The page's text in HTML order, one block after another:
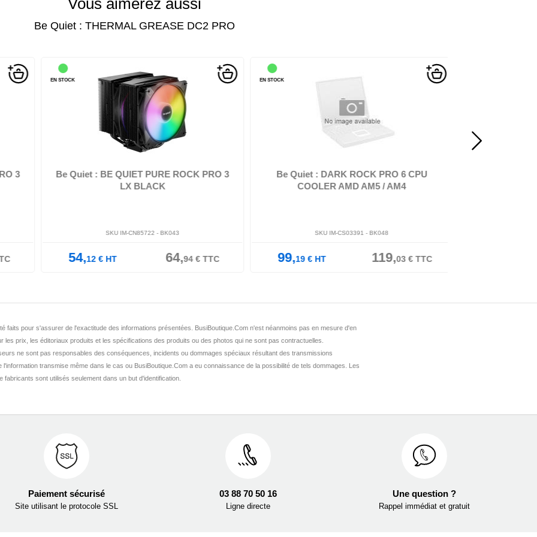
Be Quiet : THERMAL GREASE DC2 PRO
3
-
Be Quiet : BE QUIET PURE ROCK PRO 3
LX BLACK
SKU IM-CN85722 -BK043
54,12€HT 64,94€TTC
EN STOCK
be quiet! PURE ROCK PRO 3 LX - Refroidisseur de
processeur - (pour : LGA1150, LG...
Be Quiet : DARK ROCK PRO 6 CPU
COOLER AMD AM5 / AM4
SKU IM-CS03391 -BK048
99,19€HT 119,03€TTC
EN STOCK
be quiet! MC1 -
faits pour s'assurer de l'exactitude des informations présentées. BusiBoutique.Com n'est néanmoins pas en mesure d'en
les prix, les éditoriaux produits et les spécifications des produits ou des photos qui ne sont pas contractuelles.
ne sont pas responsables des conséquences, incidents ou dommages spéciaux résultant des transmissions
l'information transmise même dans le cas ou BusiBoutique.Com a eu connaissance de la possibilité de tels dommages. Les
fabricants sont utilisés seulement dans un but d'identification.
Paiement sécurisé
Site utilisant le protocole SSL
03 88 70 50 16
Ligne directe
Une question ?
Rappel immédiat et gratuit